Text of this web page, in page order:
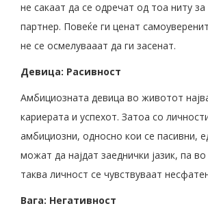
не сакаат да се одречат од тоа ниту
партнер. Повеќе ги ценат
не се осмелувааат да ги засенат.
Девица: Расивност
Амбициозната девица во животот
кариерата и успехот. Затоа со
амбициозни, односно кои се пасивни,
можат да најдат заеднички јазик, па
таква личност се чувствуваат
Вага: Негативност